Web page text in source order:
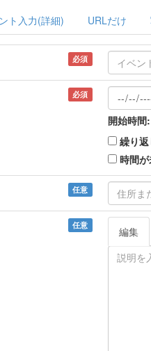
ト入力(詳細) URLだけ
必須
必須
開始時間:
繰り返
時間
任意
任意 編集